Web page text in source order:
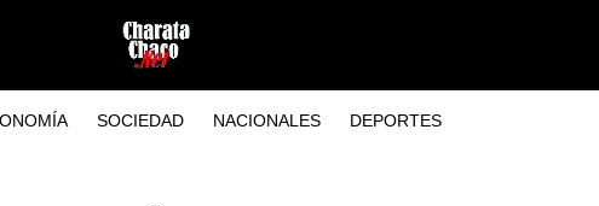
SOCIEDAD NACIONALES DEPORTES